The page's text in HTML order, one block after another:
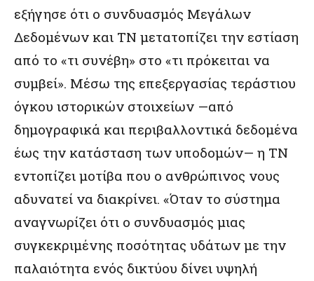
εξήγησε ότι ο συνδυασμός Μεγάλων
Δεδομένων και ΤΝ μετατοπίζει την εστίαση
από το «τι συνέβη» στο «τι πρόκειται να
συμβεί». Μέσω της επεξεργασίας τεράστιου
όγκου ιστορικών στοιχείων —από
δημογραφικά και περιβαλλοντικά δεδομένα
έως την κατάσταση των υποδομών— η ΤΝ
εντοπίζει μοτίβα που ο ανθρώπινος νους
αδυνατεί να διακρίνει. «Όταν το σύστημα
αναγνωρίζει ότι ο συνδυασμός μιας
συγκεκριμένης ποσότητας υδάτων με την
παλαιότητα ενός δικτύου δίνει υψηλή